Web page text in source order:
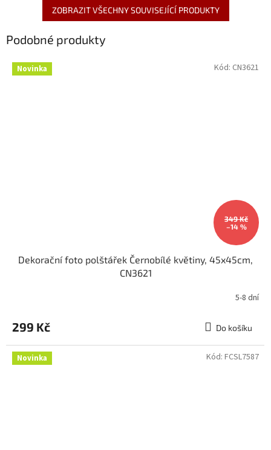
ZOBRAZIT VŠECHNY SOUVISEJÍCÍ PRODUKTY
Podobné produkty
Novinka
349 Kč
–14 %
Dekorační foto polštářek Černobílé květiny, 45x45cm,
CN3621
5-8 dní
299 Kč Do košíku
Kód: CN3621
Novinka Kód: FCSL7587